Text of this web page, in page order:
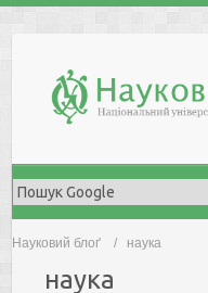
Науковий блоґ наука
наука